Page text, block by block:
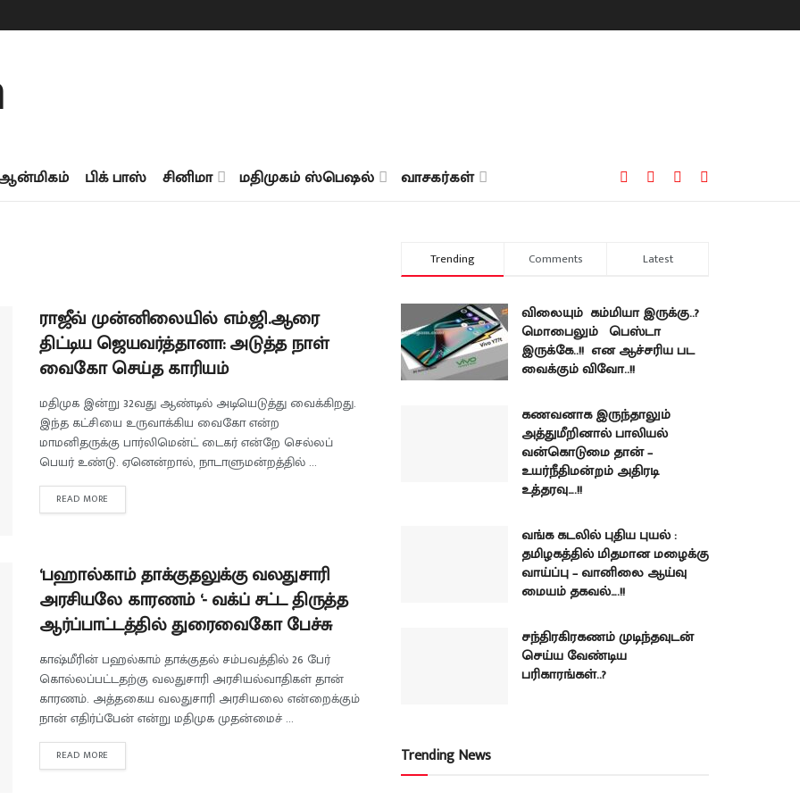
பிக் பாஸ் சினிமா மதிமுகம் ஸ்பெஷல் வாசகர்கள்
ராஜீவ் முன்னிலையில் எம்.ஜி.ஆரை
திட்டிய ஜெயவர்த்தானா: அடுத்த நாள்
வைகோ செய்த காரியம்
மதிமுக இன்று 32வது ஆண்டில் அடியெடுத்து வைக்கிறது.
இந்த கட்சியை உருவாக்கிய வைகோ என்ற
மாமனிதருக்கு பார்லிமென்ட் டைகர் என்றே செல்லப்
பெயர் உண்டு. ஏனென்றால், நாடாளுமன்றத்தில் ...
READ MORE
‘பஹால்காம் தாக்குதலுக்கு வலதுசாரி
அரசியலே காரணம் ‘- வக்ப் சட்ட திருத்த
ஆர்ப்பாட்டத்தில் துரைவைகோ பேச்சு
காஷ்மீரின் பஹல்காம் தாக்குதல் சம்பவத்தில் 26 பேர்
கொல்லப்பட்டதற்கு வலதுசாரி அரசியல்வாதிகள் தான்
காரணம். அத்தகைய வலதுசாரி அரசியலை என்றைக்கும்
நான் எதிர்ப்பேன் என்று மதிமுக முதன்மைச் ...
READ MORE
Trending Comments Latest
விலையும் கம்மியா இருக்கு..?
மொபைலும் பெஸ்டா
இருக்கே..!! என ஆச்சரிய பட
வைக்கும் விவோ..!!
கணவனாக இருந்தாலும்
அத்துமீறினால் பாலியல்
வன்கொடுமை தான் –
உயர்நீதிமன்றம் அதிரடி
உத்தரவு….!!
வங்க கடலில் புதிய புயல் :
தமிழகத்தில் மிதமான மழைக்கு
வாய்ப்பு – வானிலை ஆய்வு
மையம் தகவல்….!!
சந்திரகிரகணம் முடிந்தவுடன்
செய்ய வேண்டிய
பரிகாரங்கள்..?
Trending News